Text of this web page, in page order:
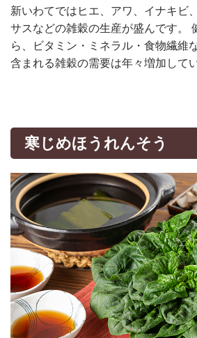
新いわてではヒエ、アワ、イナキビ
サスなどの雑穀の生産が盛んです。
ら、ビタミン・ミネラル・食物繊維
含まれる雑穀の需要は年々増加して
寒じめほうれんそう